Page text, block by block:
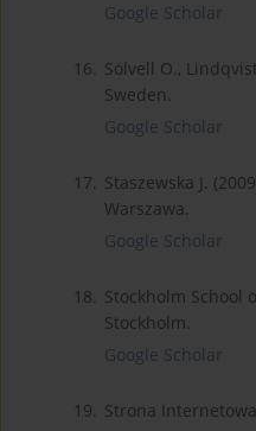
Google Scholar
16. Sölvell O.,
Sweden.
Google Scholar
17. Staszewska J.
Warszawa.
Google Scholar
18. Stockholm School
Stockholm.
Google Scholar
19. Strona